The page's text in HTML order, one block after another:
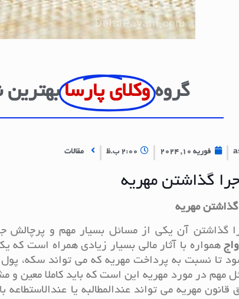
گروه وکلای پارسا بهترین
فوریه 10, 2024 2:00 ب.ظ مقالات
گذاشتن مهریه
مهریه
گذاشتن آن یکی از مسائل بسیار مهم و پرچالش
همواره با آثار مالی بسیار زیادی همراه است که
تا نسبت به پرداخت مهریه که می تواند سکه، پول
مهم در مورد مهریه این است که باید کاملا معین
مهریه می تواند عندالمطالبه یا